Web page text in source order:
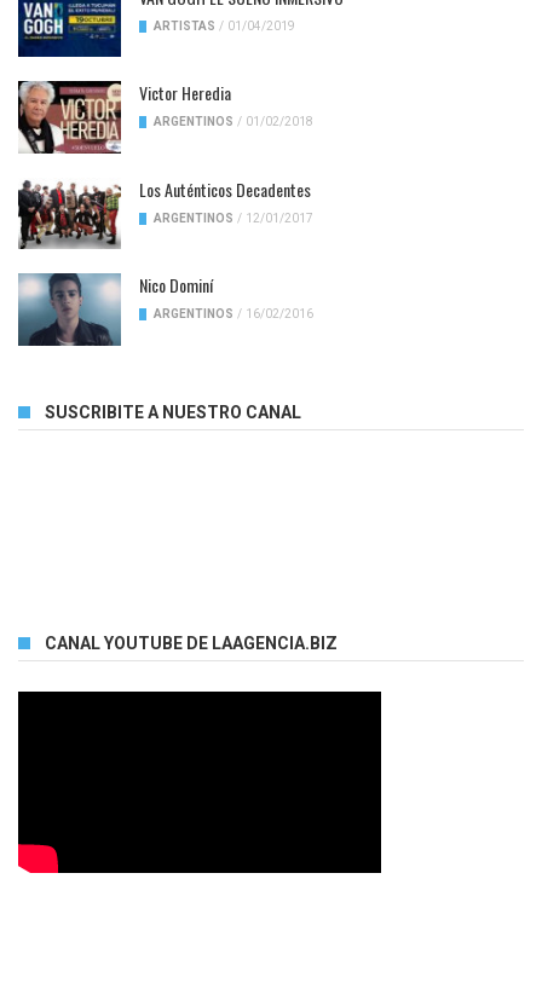
ARTISTAS / 01/04/2019
Victor Heredia
ARGENTINOS / 01/02/2018
Los Auténticos Decadentes
ARGENTINOS / 12/01/2017
Nico Dominí
ARGENTINOS / 16/02/2016
SUSCRIBITE A NUESTRO CANAL
CANAL YOUTUBE DE LAAGENCIA.BIZ